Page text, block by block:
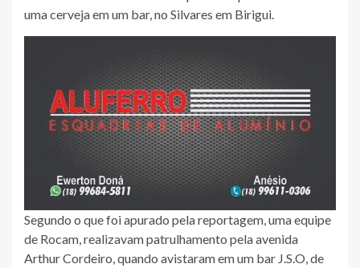
uma cerveja em um bar, no Silvares em Birigui.
Segundo o que foi apurado pela reportagem, uma equipe
de Rocam, realizavam patrulhamento pela avenida
Arthur Cordeiro, quando avistaram em um bar J.S.O, de